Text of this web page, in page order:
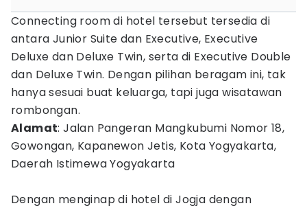
Connecting room di hotel tersebut tersedia di
antara Junior Suite dan Executive, Executive
Deluxe dan Deluxe Twin, serta di Executive Double
dan Deluxe Twin. Dengan pilihan beragam ini, tak
hanya sesuai buat keluarga, tapi juga wisatawan
rombongan.
Alamat: Jalan Pangeran Mangkubumi Nomor 18,
Gowongan, Kapanewon Jetis, Kota Yogyakarta,
Daerah Istimewa Yogyakarta
Dengan menginap di hotel di Jogja dengan